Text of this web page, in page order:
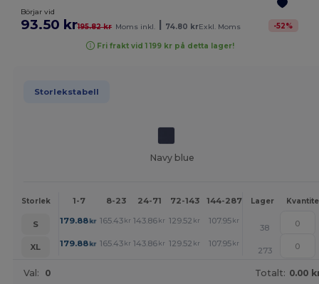
Börjar vid
93.50 kr195.82 kr Moms inkl. 74.80 krExkl. Moms -52%
Fri frakt vid 1 199 kr på detta lager!
Storlekstabell
Navy blue
Storlek 1-7 8-23 24-71 72-143 144-287 288 + Mer
Lager
S 179.88kr 165.43 kr 143.86 kr 129.52 kr 107.95 kr
38
XL
179.88kr 165.43 kr 143.86 kr 129.52 kr 107.95 kr
273
Val: 0 Totalt: 0.00